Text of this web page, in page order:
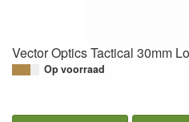
Vector Optics Tactical 30mm
Op voorraad